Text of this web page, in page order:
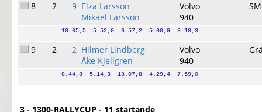
8 2 9 Elza Larsson
Mikael Larsson
Volvo
940
10.05,5  5.52,0  6.57,2  5.00,9  8.18,3
9 2 2 Hilmer Lindberg
Åke Kjellgren
Volvo
940
8.44,8  5.14,3  18.07,8  4.29,4  7.59,0
3 - 1300-RALLYCUP - 11 startande